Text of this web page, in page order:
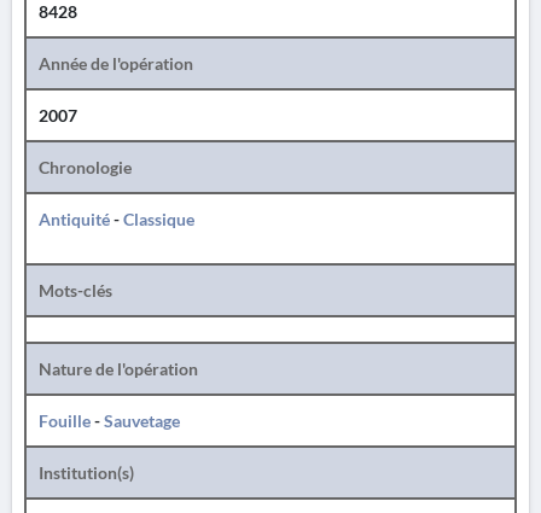
8428
Année de l'opération
2007
Chronologie
Antiquité-Classique
Mots-clés
Nature de l'opération
Fouille-Sauvetage
Institution(s)